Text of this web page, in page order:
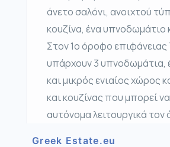
άνετο σαλόνι, ανοιχτού
κουζίνα, ένα υπνοδωμάτιο
Στον 1ο όροφο επιφάνειας
υπάρχουν 3 υπνοδωμάτια,
και μικρός ενιαίος χώρος
και κουζίνας που μπορεί
αυτόνομα λειτουργικά
Greek Estate.eu